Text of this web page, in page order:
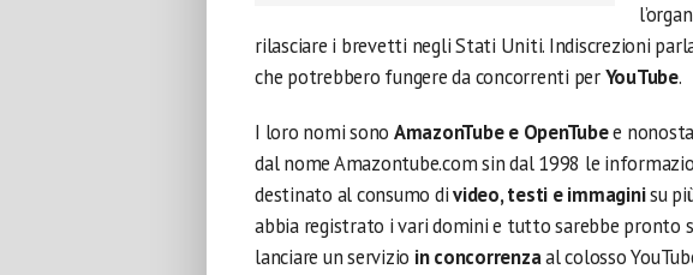
rilasciare i brevetti negli Stati Uniti. Indiscrezioni
che potrebbero fungere da concorrenti perYouTube.
I loro nomi sono AmazonTube e OpenTubee
dal nome Amazontube.com sin dal 1998 le
destinato al consumo divideo, testi e immaginisu
abbia registrato i vari domini e tutto sarebbe pronto
lanciare un servizio in concorrenzaal colosso